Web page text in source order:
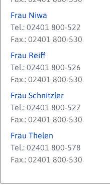
Frau Niwa
Tel.: 02401 800-522
Fax.: 02401 800-530
Frau Reiff
Tel.: 02401 800-526
Fax.: 02401 800-530
Frau Schnitzler
Tel.: 02401 800-527
Fax.: 02401 800-530
Frau Thelen
Tel.: 02401 800-578
Fax.: 02401 800-530